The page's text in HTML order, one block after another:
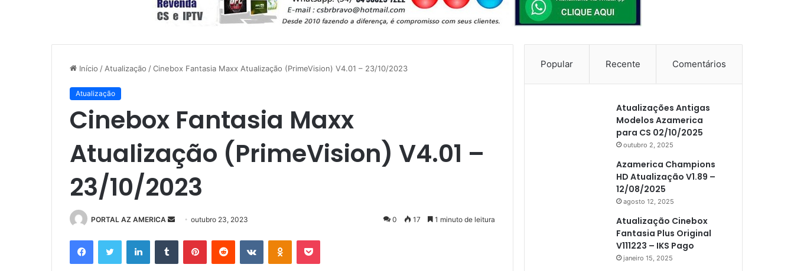
Início / Atualização /Cinebox Fantasia Maxx Atualização (PrimeVision) V4.01 – 23/10/2023
Atualização
Cinebox Fantasia Maxx
Atualização (PrimeVision) V4.01 –
23/10/2023
PORTAL AZ AMERICA
d
outubro 23, 2023 0 17 1 minuto de leitura
Popular Recente Comentários
Atualizações Antigas
Modelos Azamerica
para CS 02/10/2025
outubro 2, 2025
Azamerica Champions
HD Atualização V1.89 –
12/08/2025
agosto 12, 2025
Atualização Cinebox
Fantasia Plus Original
V111223 – IKS Pago
janeiro 15, 2025